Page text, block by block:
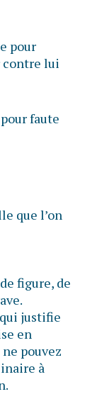
pour
contre lui
faute
que l’on
figure, de
justifie
en
pouvez
à